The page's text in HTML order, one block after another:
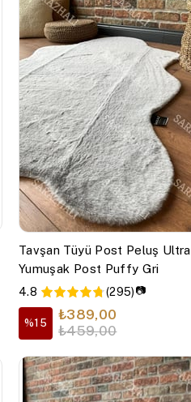
Tavşan Tüyü Post Peluş Ultra
Yumuşak Post Puffy Gri
4.8 (295) 📷
%15
₺389,00
₺459,00